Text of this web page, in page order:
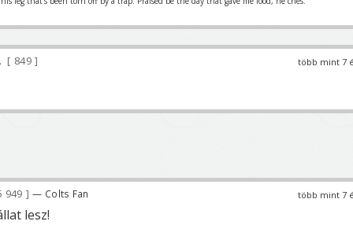
több mint 7
849
több mint 7
949 — Colts Fan
lesz!